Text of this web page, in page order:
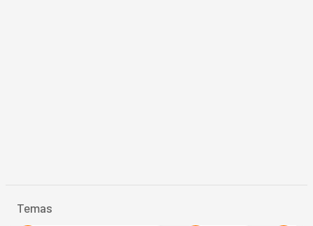
Temas